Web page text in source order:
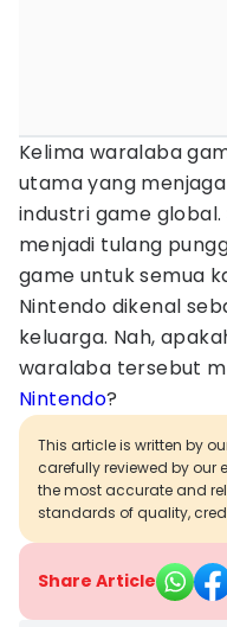
Kelima waralaba
utama yang
industri game global.
menjadi tulang
game untuk semua
Nintendo dikenal
keluarga. Nah,
waralaba tersebut
Nintendo?
This article is written by
carefully reviewed by our
the most accurate and
standards of quality,
Share Article